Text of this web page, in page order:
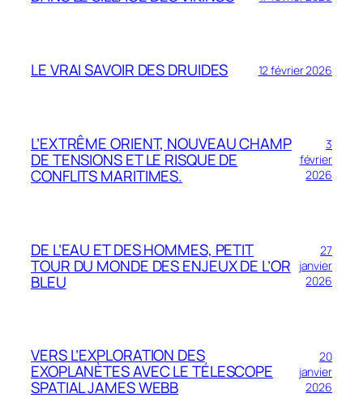
LE VRAI SAVOIR DES DRUIDES 12 février 2026
L’EXTRÊME ORIENT, NOUVEAU CHAMP
DE TENSIONS ET LE RISQUE DE
CONFLITS MARITIMES.
3
février
2026
DE L’EAU ET DES HOMMES, PETIT
TOUR DU MONDE DES ENJEUX DE L’OR
BLEU
27
janvier
2026
VERS L’EXPLORATION DES
EXOPLANÈTES AVEC LE TÉLESCOPE
SPATIAL JAMES WEBB
20
janvier
2026